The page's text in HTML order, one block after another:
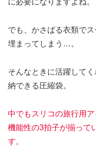
に必要になりますよね。
でも、かさばる衣類で
埋まってしまう…。
そんなときに活躍して
納できる圧縮袋。
中でもスリコの旅行用
機能性の3拍子が揃って
す。